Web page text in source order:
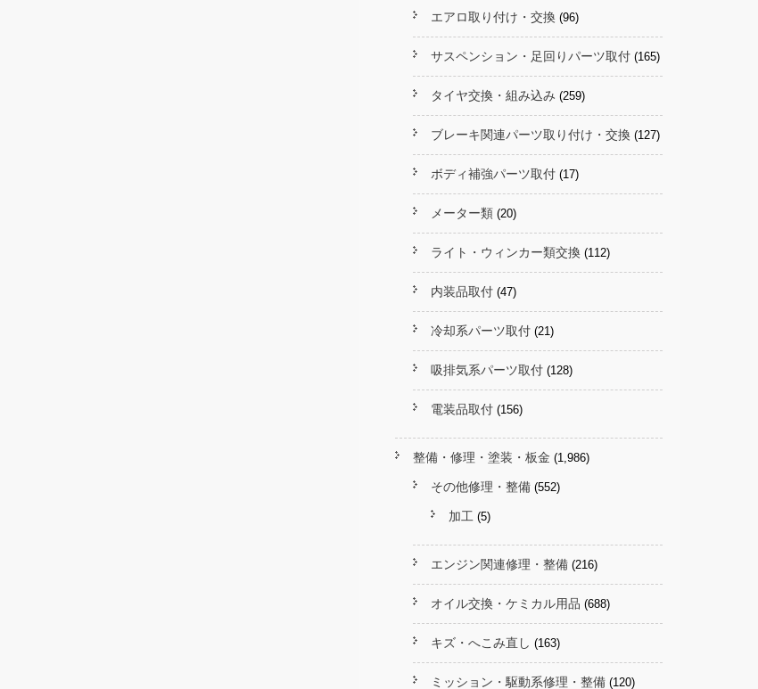
エアロ取り付け・交換 (96)
サスペンション・足回りパーツ取付 (165)
タイヤ交換・組み込み (259)
ブレーキ関連パーツ取り付け・交換 (127)
ボディ補強パーツ取付 (17)
メーター類 (20)
ライト・ウィンカー類交換 (112)
内装品取付 (47)
冷却系パーツ取付 (21)
吸排気系パーツ取付 (128)
電装品取付 (156)
整備・修理・塗装・板金 (1,986)
その他修理・整備 (552)
加工 (5)
エンジン関連修理・整備 (216)
オイル交換・ケミカル用品 (688)
キズ・へこみ直し (163)
ミッション・駆動系修理・整備 (120)